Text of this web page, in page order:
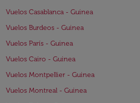
Vuelos Casablanca - Guinea
Vuelos Burdeos - Guinea
Vuelos París - Guinea
Vuelos Cairo - Guinea
Vuelos Montpellier - Guinea
Vuelos Montreal - Guinea